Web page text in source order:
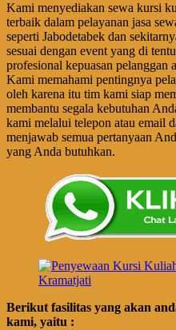
Kami menyediakan sewa kursi
terbaik dalam pelayanan jasa
seperti Jabodetabek dan
sesuai dengan event yang di
profesional kepuasan pelanggan
Kami memahami pentingnya
oleh karena itu tim kami siap
membantu segala kebutuhan
kami melalui telepon atau email
menjawab semua pertanyaan
yang Anda butuhkan.
Berikut fasilitas yang akan
kami, yaitu :